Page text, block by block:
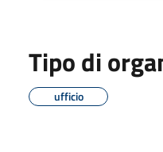
Tipo di
ufficio